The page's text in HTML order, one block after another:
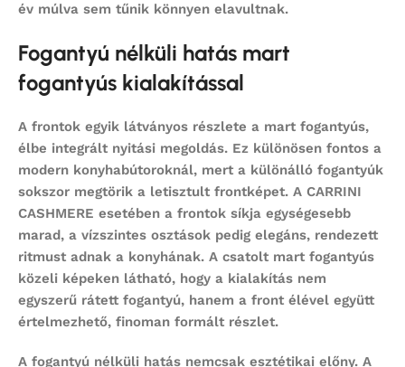
év múlva sem tűnik könnyen elavultnak.
Fogantyú nélküli hatás mart
fogantyús kialakítással
A frontok egyik látványos részlete a mart fogantyús,
élbe integrált nyitási megoldás. Ez különösen fontos a
modern konyhabútoroknál, mert a különálló fogantyúk
sokszor megtörik a letisztult frontképet. A CARRINI
CASHMERE esetében a frontok síkja egységesebb
marad, a vízszintes osztások pedig elegáns, rendezett
ritmust adnak a konyhának. A csatolt mart fogantyús
közeli képeken látható, hogy a kialakítás nem
egyszerű rátett fogantyú, hanem a front élével együtt
értelmezhető, finoman formált részlet.
A fogantyú nélküli hatás nemcsak esztétikai előny. A